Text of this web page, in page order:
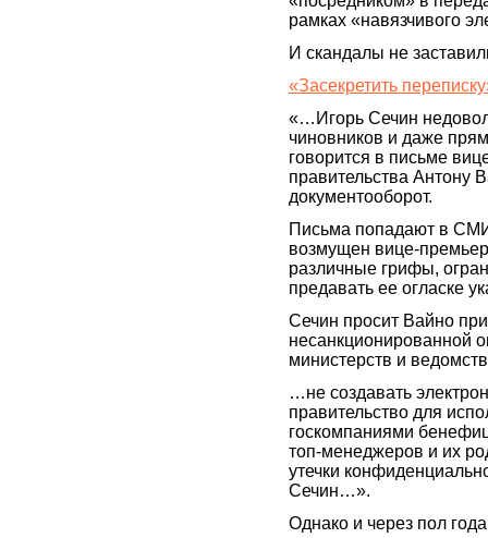
рамках «навязчивого
И скандалы не
«Засекретить
«…Игорь Сечин
чиновников и даже
говорится в письме
правительства Антону
документооборот.
Письма попадают в
возмущен вице-
различные грифы,
предавать ее огласке
Сечин просит Вайно
несанкционированной
министерств и
…не создавать
правительство для
госкомпаниями
топ-менеджеров и их
утечки
Сечин…».
Однако и через пол